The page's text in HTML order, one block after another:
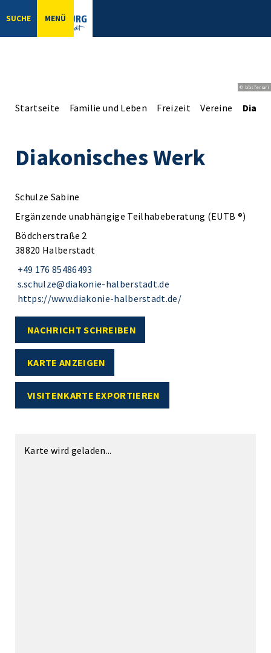
SUCHE MENÜ
© bbsferrari
Startseite Familie und Leben Freizeit Vereine
Diakonisches Werk
Schulze Sabine
Ergänzende unabhängige Teilhabeberatung (EUTB ®)
Bödcherstraße 2
38820 Halberstadt
+49 176 85486493
s.schulze@diakonie-halberstadt.de
https://www.diakonie-halberstadt.de/
NACHRICHT SCHREIBEN
KARTE ANZEIGEN
VISITENKARTE EXPORTIEREN
Karte wird geladen...